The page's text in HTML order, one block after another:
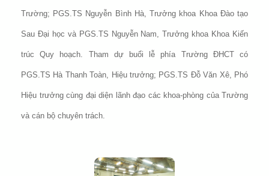
Trường; PGS.TS Nguyễn Bình Hà, Trưởng khoa Khoa Đào tạo
Sau Đại học và PGS.TS Nguyễn Nam, Trưởng khoa Khoa Kiến
trúc Quy hoạch. Tham dự buổi lễ phía Trường ĐHCT có
PGS.TS Hà Thanh Toàn, Hiệu trưởng; PGS.TS Đỗ Văn Xê, Phó
Hiệu trưởng cùng đại diện lãnh đạo các khoa-phòng của Trường
và cán bộ chuyên trách.